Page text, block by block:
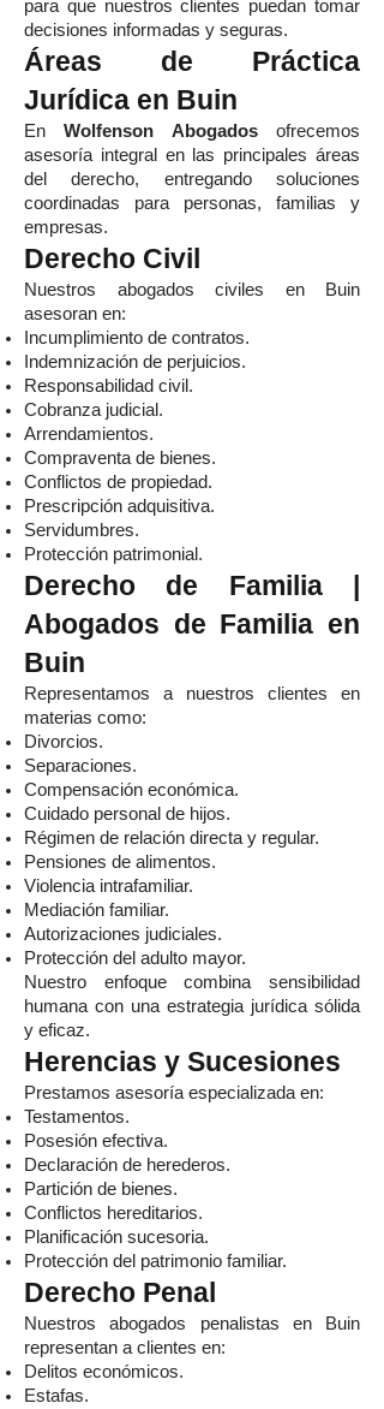
para que nuestros clientes puedan tomar
decisiones informadas y seguras.
Áreas de Práctica
Jurídica en Buin
EnWolfenson Abogadosofrecemos
asesoría integral en las principales áreas
del derecho, entregando soluciones
coordinadas para personas, familias y
empresas.
Derecho Civil
Nuestros abogados civiles en Buin
asesoran en:
Incumplimiento de contratos.
Indemnización de perjuicios.
Responsabilidad civil.
Cobranza judicial.
Arrendamientos.
Compraventa de bienes.
Conflictos de propiedad.
Prescripción adquisitiva.
Servidumbres.
Protección patrimonial.
Derecho de Familia |
Abogados de Familia en
Buin
Representamos a nuestros clientes en
materias como:
Divorcios.
Separaciones.
Compensación económica.
Cuidado personal de hijos.
Régimen de relación directa y regular.
Pensiones de alimentos.
Violencia intrafamiliar.
Mediación familiar.
Autorizaciones judiciales.
Protección del adulto mayor.
Nuestro enfoque combina sensibilidad
humana con una estrategia jurídica sólida
y eficaz.
Herencias y Sucesiones
Prestamos asesoría especializada en:
Testamentos.
Posesión efectiva.
Declaración de herederos.
Partición de bienes.
Conflictos hereditarios.
Planificación sucesoria.
Protección del patrimonio familiar.
Derecho Penal
Nuestros abogados penalistas en Buin
representan a clientes en:
Delitos económicos.
Estafas.